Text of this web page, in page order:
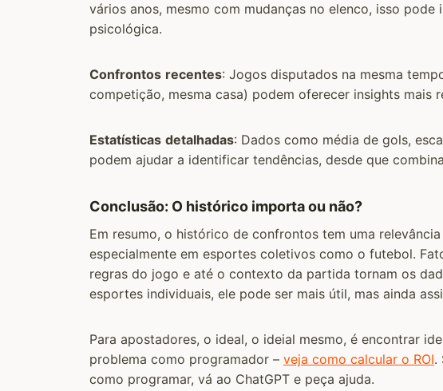
vários anos, mesmo com mudanças no elenco, isso
psicológica.
Confrontos recentes: Jogos disputados na mesma
competição, mesma casa) podem oferecer insights mais
Estatísticas detalhadas: Dados como média de gols,
podem ajudar a identificar tendências, desde que
Conclusão: O histórico importa ou não?
Em resumo, o histórico de confrontos tem uma
especialmente em esportes coletivos como o futebol.
regras do jogo e até o contexto da partida tornam os
esportes individuais, ele pode ser mais útil, mas ainda
Para apostadores, o ideal, o ideial mesmo, é encontrar
problema como programador – veja como calcular o ROI.
como programar, vá ao ChatGPT e peça ajuda.